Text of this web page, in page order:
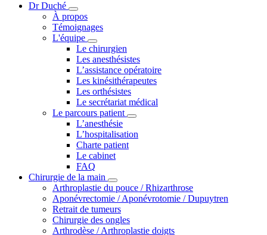
Dr Duché
À propos
Témoignages
L'équipe
Le chirurgien
Les anesthésistes
L’assistance opératoire
Les kinésithérapeutes
Les orthésistes
Le secrétariat médical
Le parcours patient
L’anesthésie
L’hospitalisation
Charte patient
Le cabinet
FAQ
Chirurgie de la main
Arthroplastie du pouce / Rhizarthrose
Aponévrectomie / Aponévrotomie / Dupuytren
Retrait de tumeurs
Chirurgie des ongles
Arthrodèse / Arthroplastie doigts